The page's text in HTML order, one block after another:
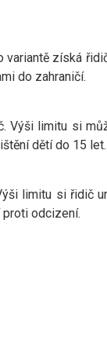
získá
do zahraničí.
Výši limitu si
dětí do 15 let.
limitu si řidič
odcizení.